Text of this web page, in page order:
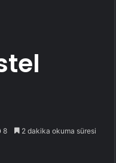
8 2 dakika okuma süresi